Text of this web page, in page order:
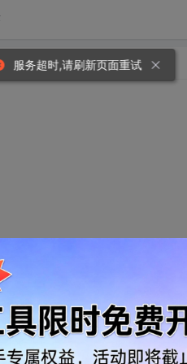
服务超时,请刷新页面重试